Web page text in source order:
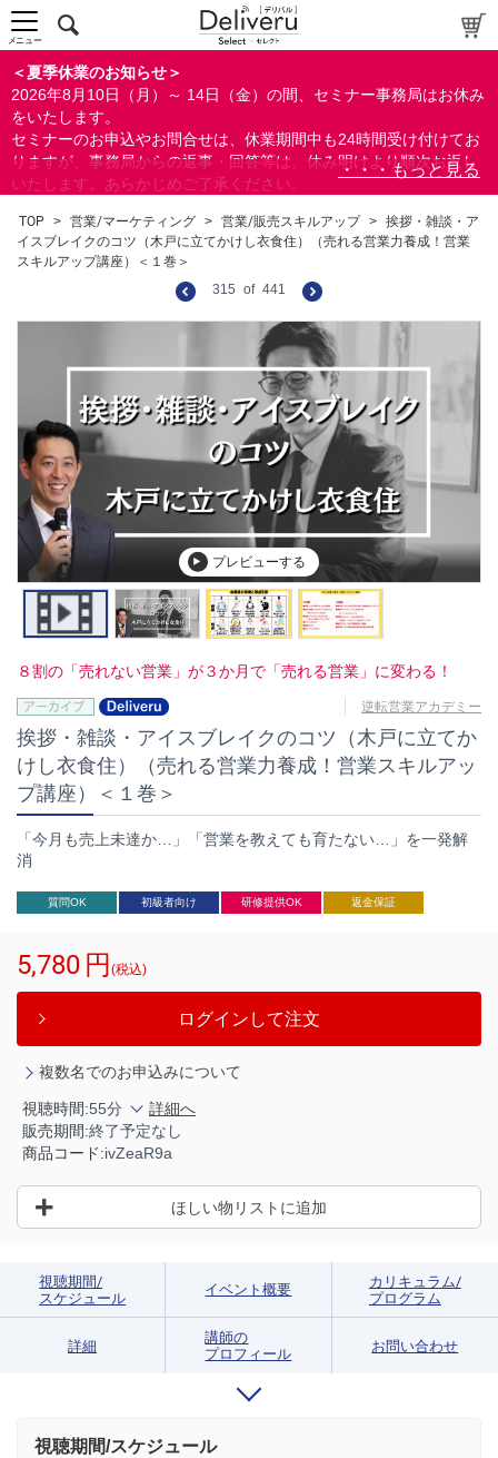
＜夏季休業のお知らせ＞
2026年8月10日（月）～ 14日（金）の間、セミナー事務局はお休み
をいたします。
セミナーのお申込やお問合せは、休業期間中も24時間受け付けてお
りますが、事務局からの返事・回答等は、休み明けより順次お返し
いたします。あらかじめご了承ください。
ができます。
メニュー
TOP > 営業/マーケティング > 営業/販売スキルアップ > 挨拶・雑談・ア
イスブレイクのコツ（木戸に立てかけし衣食住）（売れる営業力養成！営業
スキルアップ講座）＜１巻＞
315 of 441
プレビューする
８割の「売れない営業」が３か月で「売れる営業」に変わる！
逆転営業アカデミー
挨拶・雑談・アイスブレイクのコツ（木戸に立てか
けし衣食住）（売れる営業力養成！営業スキルアッ
プ講座）＜１巻＞
「今月も売上未達か…」「営業を教えても育たない…」を一発解
消
質問OK 初級者向け 研修提供OK 返金保証
5,780 円 (税込)
ログインして注文
複数名でのお申込みについて
視聴時間:55分
詳細へ
販売期間:終了予定なし
商品コード:ivZeaR9a
ほしい物リストに追加
視聴期間/
スケジュール
イベント概要
カリキュラム/
プログラム
詳細
講師の
プロフィール
お問い合わせ
視聴期間/スケジュール